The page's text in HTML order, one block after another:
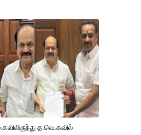
த.வெ.கவில்